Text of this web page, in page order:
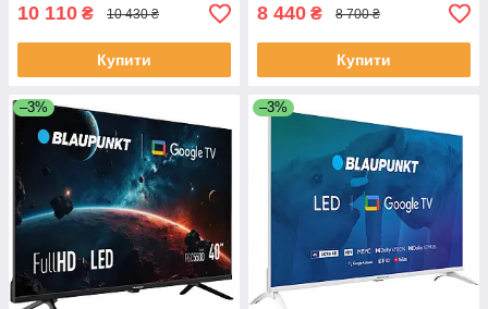
10 110 ₴ 10 430 ₴
Купити
8 440 ₴ 8 700 ₴
Купити
–3% –3%